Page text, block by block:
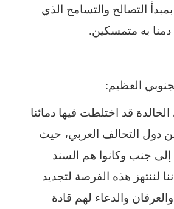
التصالح والتسامح الذي
دمنا به متمسكين.
العظيم:
قد اختلطت فيها دمائنا
دول التحالف العربي، حيث
إلى جنب وكانوا هم السند
لننتهز هذه الفرصة لتجديد
والدعاء لهم قادة